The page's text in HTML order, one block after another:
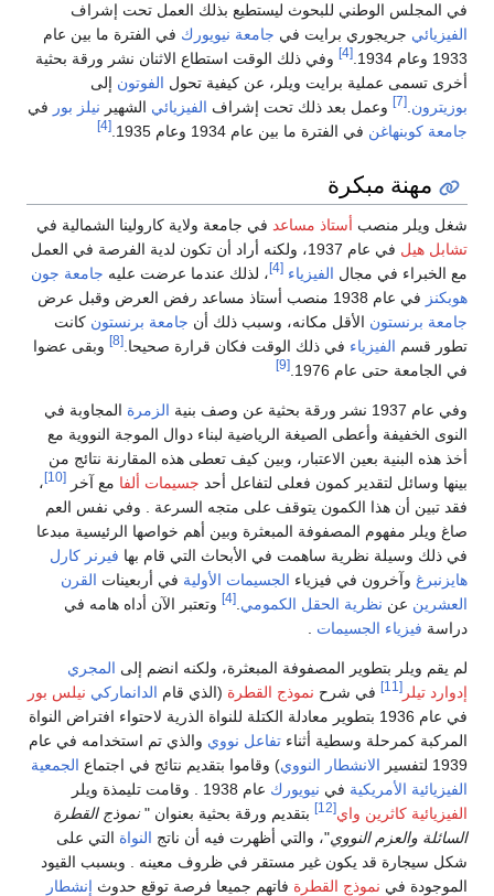
في المجلس الوطني للبحوث ليستطيع بذلك العمل تحت إشراف
الفيزيائي جريجوري برايت في جامعة نيويورك في الفترة ما بين عام
1933 وعام 1934.
[4]
وفي ذلك الوقت استطاع الاثنان نشر ورقة بحثية
أخرى تسمى عملية برايت ويلر، عن كيفية تحول الفوتون إلى
بوزيترون.
[7] وعمل بعد ذلك تحت إشراف الفيزيائي الشهير نيلز بور في
جامعة كوبنهاغن في الفترة ما بين عام 1934 وعام 1935. [4]
مهنة مبكرة
شغل ويلر منصب أستاذ مساعد في جامعة ولاية كارولينا الشمالية في
تشابل هيل
في عام 1937، ولكنه أراد أن تكون لدية الفرصة في العمل
مع الخبراء في مجال الفيزياء [4] ، لذلك عندما عرضت عليه جامعة جون
هوبكنز في عام 1938 منصب أستاذ مساعد رفض العرض وقبل عرض
جامعة برنستون الأقل مكانه، وسبب ذلك أن جامعة برنستون كانت
تطور قسم الفيزياء في ذلك الوقت فكان قرارة صحيحا. [8]
وبقى عضوا
في الجامعة حتى عام 1976.
[9]
وفي عام 1937 نشر ورقة بحثية عن وصف بنية الزمرة المجاوبة في
النوى الخفيفة وأعطى الصيغة الرياضية لبناء دوال الموجة النووية مع
أخذ هذه البنية بعين الاعتبار، وبين كيف تعطى هذه المقارنة نتائج من
بينها وسائل لتقدير كمون فعلى لتفاعل أحد جسيمات ألفا مع آخر [10]
،
فقد تبين أن هذا الكمون يتوقف على متجه السرعة . وفي نفس العم
صاغ ويلر مفهوم المصفوفة المبعثرة وبين أهم خواصها الرئيسية مبدعا
في ذلك وسيلة نظرية ساهمت في الأبحاث التي قام بها فيرنر كارل
هايزنبرغ وآخرون في فيزياء الجسيمات الأولية في أربعينات القرن
العشرين عن نظرية الحقل الكمومي [4]
وتعتبر الآن أداه هامه في
دراسة فيزياء الجسيمات
لم يقم ويلر بتطوير المصفوفة المبعثرة، ولكنه انضم إلى المجري
إدوارد تيلر [11] في شرح نموذج القطرة (الذي قام الدانماركي نيلس بور
في عام 1936 بتطوير معادلة الكتلة للنواة الذرية لاحتواء افتراض النواة
المركبة كمرحلة وسطية أثناء تفاعل نووي والذي تم استخدامه في عام
1939 لتفسير
الانشطار النووي) وقاموا بتقديم نتائج في اجتماع الجمعية
الفيزيائية الأمريكية في نيويورك عام 1938 . وقامت تليمذة ويلر
الفيزيائية كاثرين واي[12] بتقديم ورقة بحثية بعنوان "نموذج القطرة
السائلة والعزم النووي"، والتي أظهرت فيه أن ناتج النواة التي على
شكل سيجارة قد يكون غير مستقر في ظروف معينه . وبسبب القيود
الموجودة في نموذج القطرة فاتهم جميعا فرصة توقع حدوث إنشطار